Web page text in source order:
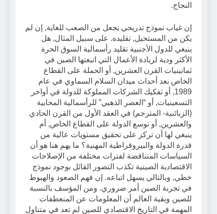
النجاح.
إن غياب نموذج تدريجي يجعل من الصعب للغاية, إن لم
يكن من المستحيل, تقليده. على سبيل المثال, هل
ينبغي للدول الأجنبية تقليد رأسمالية السوق الحرة
الأكثر ودية لريادة الأعمال التي اتبعتها الصين في
ثمانينيات القرن العشرين, أو الحملة على القطاع
الخاص بعد أحداث ميدان السلام السماوي في عام
1989, أو تفكيك الشركات المملوكة للدولة في أواخر
التسعينيات, أو “العصر الذهبي” للرأسمالية المحابية
(الزبائنية- المترجم) في العقد الأول من القرن الحادي
والعشرين, أو توسع الدولة على القطاع الخاص, أم
ينبغي لها أن تركز على تحقيق مستويات عالية من
قدرة الدولة والبيروقراطية المهنية؟ ما يهم هنا هو أن
السياسات المتناقضة لفترات مختلفة من الإصلاحات
الاقتصادية الصينية تكذب التصور القائل بوجود نموذج
خطي, وبالتالي يسهل اتباعه. إن فهم الصعود والهبوط
في تجربة الصين أمر ضروري. ومن المؤسف بالنسبة
للصين وبقية العالم أن المعلومات عن المنعطفات
المهمة في التاريخ الاقتصادي للصين لم تعد في متناول